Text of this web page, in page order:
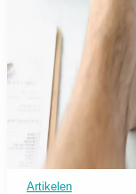
Artikelen